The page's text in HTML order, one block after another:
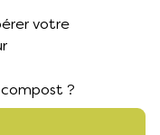
votre
?